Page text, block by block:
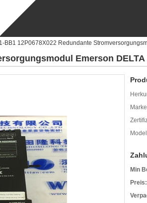
BB1 12P0678X022 Redundante
Emerson
Min
Preis: